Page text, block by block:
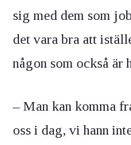
sig med dem som
det vara bra att
någon som också är
– Man kan komma
oss i dag, vi hann